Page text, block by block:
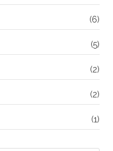
(6)
(5)
(2)
(2)
(1)